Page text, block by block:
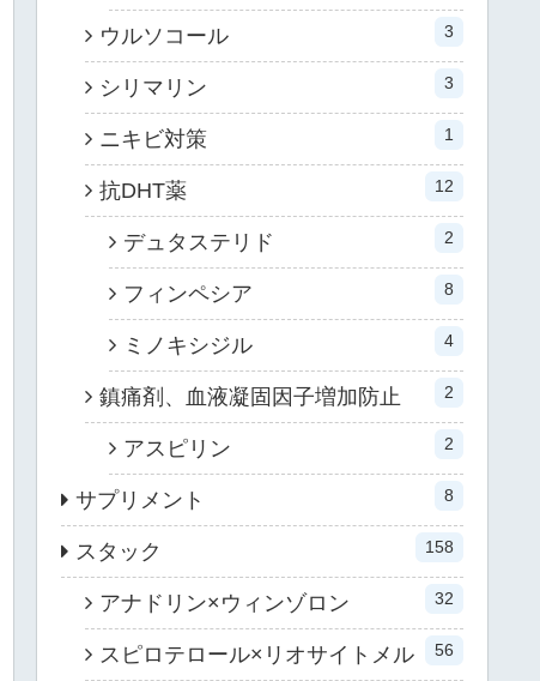
ウルソコール 3
シリマリン 3
ニキビ対策 1
抗DHT薬 12
デュタステリド 2
フィンペシア 8
ミノキシジル 4
鎮痛剤、血液凝固因子増加防止 2
アスピリン 2
サプリメント 8
スタック 158
アナドリン×ウィンゾロン 32
スピロテロール×リオサイトメル 56